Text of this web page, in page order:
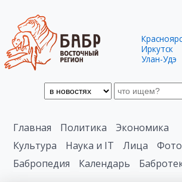
Иркутск
Улан-Удэ
Главная Политика
Экономика
Культура
Наука и IT Лица
Бабропедия
Календарь